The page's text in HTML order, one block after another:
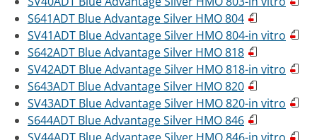
S641ADT Blue Advantage Silver HMO 804
SV41ADT Blue Advantage Silver HMO 804-in vitro
S642ADT Blue Advantage Silver HMO 818
SV42ADT Blue Advantage Silver HMO 818-in vitro
S643ADT Blue Advantage Silver HMO 820
SV43ADT Blue Advantage Silver HMO 820-in vitro
S644ADT Blue Advantage Silver HMO 846